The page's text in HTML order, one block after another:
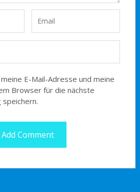
E-Mail-Adresse und meine
Browser für die nächste